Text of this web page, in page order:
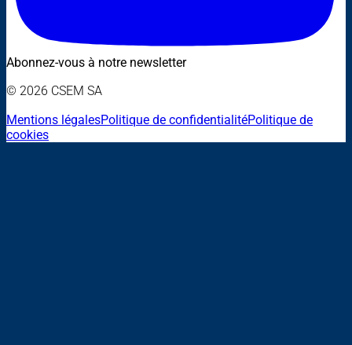
Abonnez-vous à notre newsletter
© 2026 CSEM SA
Mentions légalesPolitique de confidentialitéPolitique de
cookies